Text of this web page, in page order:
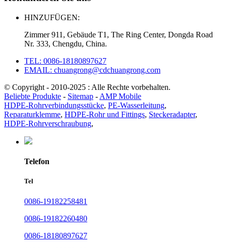
HINZUFÜGEN:
Zimmer 911, Gebäude T1, The Ring Center, Dongda Road
Nr. 333, Chengdu, China.
TEL: 0086-18180897627
EMAIL: chuangrong@cdchuangrong.com
© Copyright - 2010-2025 : Alle Rechte vorbehalten.
Beliebte Produkte - Sitemap - AMP Mobile
HDPE-Rohrverbindungsstücke, PE-Wasserleitung,
Reparaturklemme, HDPE-Rohr und Fittings, Steckeradapter,
HDPE-Rohrverschraubung,
Telefon
Tel
0086-19182258481
0086-19182260480
0086-18180897627